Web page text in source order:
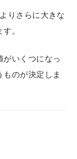
りさらに大きな
。
いくつになっ
のが決定しま